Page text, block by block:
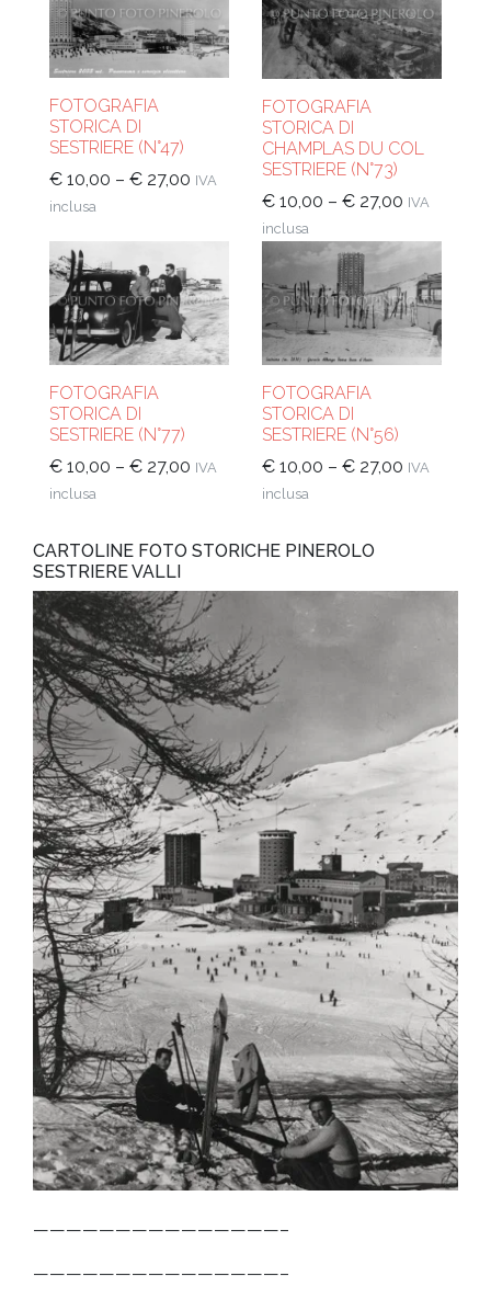
FOTOGRAFIA
STORICA DI
SESTRIERE (N°47)
€ 10,00 – € 27,00 IVA
inclusa
FOTOGRAFIA
STORICA DI
CHAMPLAS DU COL
SESTRIERE (N°73)
€ 10,00 – € 27,00 IVA
inclusa
FOTOGRAFIA
STORICA DI
SESTRIERE (N°77)
€ 10,00 – € 27,00 IVA
inclusa
FOTOGRAFIA
STORICA DI
SESTRIERE (N°56)
€ 10,00 – € 27,00 IVA
inclusa
CARTOLINE FOTO STORICHE PINEROLO
SESTRIERE VALLI
———————————————–
———————————————–